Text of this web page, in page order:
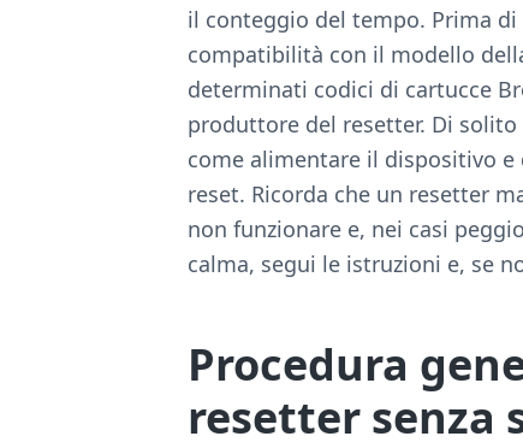
il conteggio del tempo. Prima
compatibilità con il modello
determinati codici di cartucce
produttore del resetter. Di
come alimentare il dispositivo e
reset. Ricorda che un resetter
non funzionare e, nei casi
calma, segui le istruzioni e, se
Procedura
resetter senza